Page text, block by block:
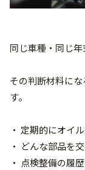
同じ車種・同じ年
その判断材料に
す。
・ 定期的にオイ
・ どんな部品を
・ 点検整備の履